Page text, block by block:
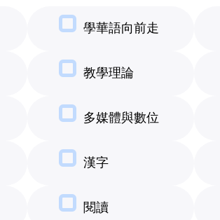
學華語向前走
教學理論
多媒體與數位
漢字
閱讀